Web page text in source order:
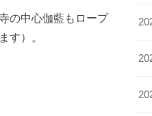
の中心伽藍もロープ
す）。